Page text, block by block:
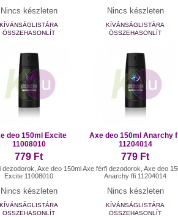
Nincs készleten
KÍVÁNSÁGLISTÁRA
ÖSSZEHASONLÍT
Nincs készleten
KÍVÁNSÁGLISTÁRA
ÖSSZEHASONLÍT
deo 150ml Excite
11008010
779 Ft
dezodorok, Axe deo 150ml
Excite 11008010
Nincs készleten
KÍVÁNSÁGLISTÁRA
ÖSSZEHASONLÍT
Axe deo 150ml Anarchy
11204014
779 Ft
Axe férfi dezodorok, Axe deo
Anarchy ffi 11204014
Nincs készleten
KÍVÁNSÁGLISTÁRA
ÖSSZEHASONLÍT